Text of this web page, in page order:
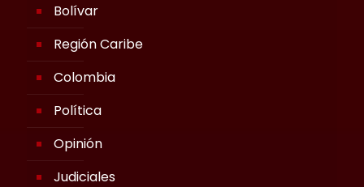
Bolívar
Región Caribe
Colombia
Política
Opinión
Judiciales